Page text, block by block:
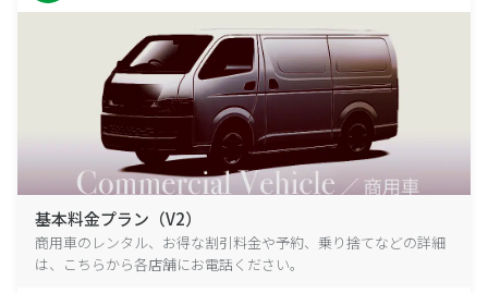
基本料金プラン（V2）
商用車のレンタル、お得な割引料金や予約、乗り捨てなどの詳細
は、こちらから各店舗にお電話ください。